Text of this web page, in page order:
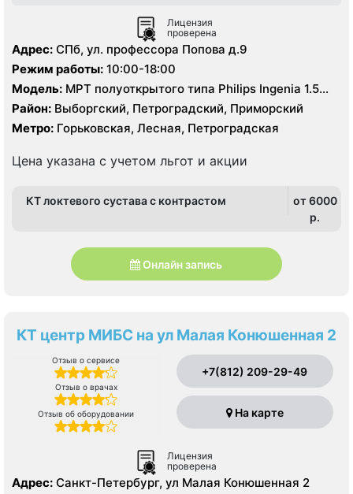
Лицензия
проверена
Адрес: СПб, ул. профессора Попова д.9
Режим работы: 10:00-18:00
Модель: МРТ полуоткрытого типа Philips Ingenia 1.5
Тесла, КТ Philips Ingenuity 128 срезов
Район: Выборгский, Петроградский, Приморский
Метро: Горьковская, Лесная, Петроградская
Цена указана с учетом льгот и акции
КТ локтевого сустава с контрастом
от 6000
p.
Онлайн запись
КТ центр МИБС на ул Малая Конюшенная 2
Отзыв о сервисе
Отзыв о врачах
Отзыв об оборудовании
+7(812) 209-29-49
На карте
Лицензия
проверена
Адрес: Санкт-Петербург, ул Малая Конюшенная 2